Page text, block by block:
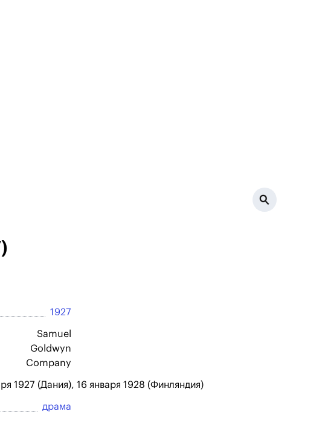
1927
Samuel
Goldwyn
Company
1927 (Дания), 16 января 1928 (Финляндия)
драма